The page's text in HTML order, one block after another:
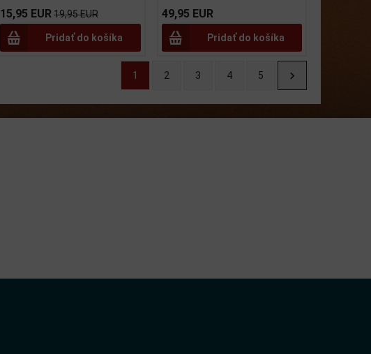
15,95 EUR19,95 EUR
Pridať do košíka
49,95 EUR
Pridať do košíka
1 2 3 4 5